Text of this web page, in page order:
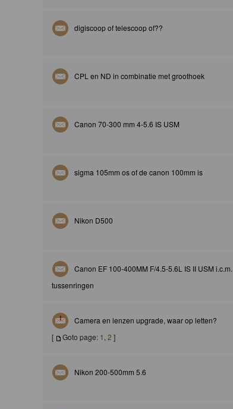
digiscoop of telescoop of??
CPL en ND in combinatie met groothoek
Canon 70-300 mm 4-5.6 IS USM
sigma 105mm os of de canon 100mm is
Nikon D500
Canon EF 100-400MM F/4.5-5.6L IS II USM i.c.m.
tussenringen
Camera en lenzen upgrade, waar op letten?
[
Goto page: 1 ,2 ]
Nikon 200-500mm 5.6